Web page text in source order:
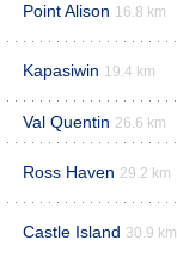
Point Alison 16.8 km
Kapasiwin 19.4 km
Val Quentin 26.6 km
Ross Haven 29.2 km
Castle Island 30.9 km